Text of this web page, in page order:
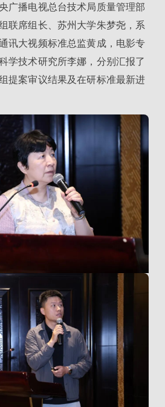
广播电视总台技术局质量管理部
联席组长、苏州大学朱梦尧，系
讯大视频标准总监黄成，电影专
学技术研究所李娜，分别汇报了
提案审议结果及在研标准最新进